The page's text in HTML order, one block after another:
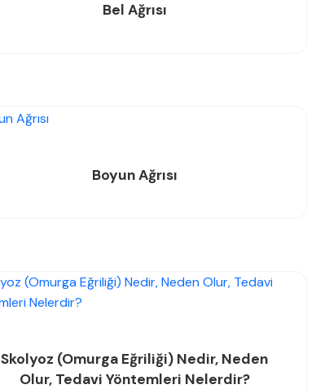
Bel Ağrısı
Boyun Ağrısı
Skolyoz (Omurga Eğriliği) Nedir, Neden
Olur, Tedavi Yöntemleri Nelerdir?